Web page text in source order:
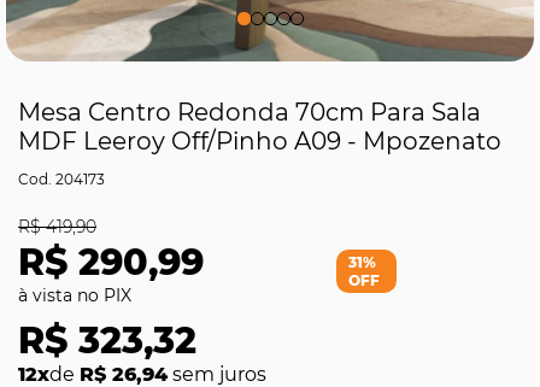
Mesa Centro Redonda 70cm Para Sala
MDF Leeroy Off/Pinho A09 - Mpozenato
204173
R$ 290,99
R$ 419,90
R$ 323,32
12xde R$ 26,94sem juros
31%
OFF